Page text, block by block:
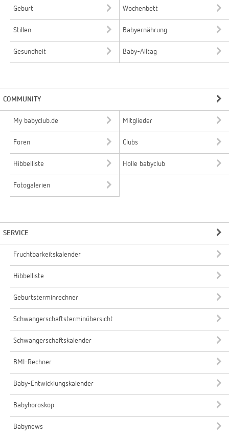
Geburt Wochenbett
Stillen Babyernährung
Gesundheit Baby-Alltag
COMMUNITY
My babyclub.de Mitglieder
Foren Clubs
Hibbelliste Holle babyclub
Fotogalerien
SERVICE
Fruchtbarkeitskalender
Hibbelliste
Geburtsterminrechner
Schwangerschaftsterminübersicht
Schwangerschaftskalender
BMI-Rechner
Baby-Entwicklungskalender
Babyhoroskop
Babynews